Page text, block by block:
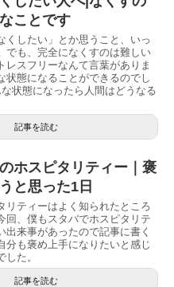
ことです
くしたい」とか思うこと、いっ
でも、完全になくすのは難しい
レスフリーなんて言葉がありま
状態になることができるのでし
状態になったら人間はどうなる
記事を読む
ホスピタリティー｜褒
と思った1日
リティーはよく知られたところ
回、僕もスタバでホスピタリテ
出来事があったので記事に書く
分も褒め上手になりたいと感じ
た。
記事を読む